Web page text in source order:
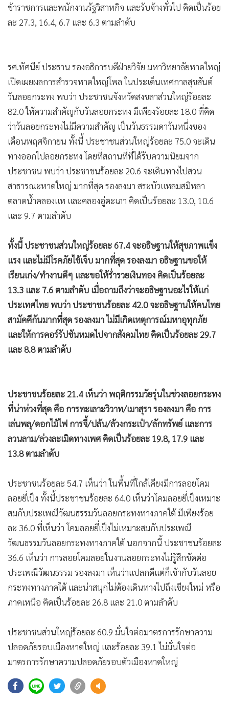
• ชุมชน-คุณภาพชีวิต
• อาชญากรรม
เกม
• วิทยาศาสตร์
• SMEs
• หุ้น
• อินโดจีน
• กองทุนรวม
• Celeb Online
• Factcheck
• ญี่ปุ่น
• News1
• Gotomanager
ข้าราชการและพนักงานรัฐวิสาหกิจ และรับจ้างทั่วไป คิดเป็นร้อย
ละ 27.3, 16.4, 6.7 และ 6.3 ตามลำดับ
รศ.ทัศนีย์ ประธาน รองอธิการบดีฝ่ายวิจัย มหาวิทยาลัยหาดใหญ่
เปิดเผยผลการสำรวจหาดใหญ่โพล ในประเด็นเทศกาลสุขสันต์
วันลอยกระทง พบว่า ประชาชนจังหวัดสงขลาส่วนใหญ่ร้อยละ
82.0 ให้ความสำคัญกับวันลอยกระทง มีเพียงร้อยละ 18.0 ที่คิด
ว่าวันลอยกระทงไม่มีความสำคัญ เป็นวันธรรมดาวันหนึ่งของ
เดือนพฤศจิกายน ทั้งนี้ ประชาชนส่วนใหญ่ร้อยละ 75.0 จะเดิน
ทางออกไปลอยกระทง โดยที่สถานที่ที่ได้รับความนิยมจาก
ประชาชน พบว่า ประชาชนร้อยละ 20.6 จะเดินทางไปสวน
สาธารณะหาดใหญ่ มากที่สุด รองลงมา สระบัวแหลมสมิหลา
ตลาดน้ำคลองแห และคลองอู่ตะเภา คิดเป็นร้อยละ 13.0, 10.6
และ 9.7 ตามลำดับ
ทั้งนี้ ประชาชนส่วนใหญ่ร้อยละ 67.4 จะอธิษฐานให้สุขภาพแข็ง
แรง และไม่มีโรคภัยไข้เจ็บ มากที่สุด รองลงมา อธิษฐานขอให้
เรียนเก่ง/ทำงานดีๆ และขอให้ร่ำรวยเงินทอง คิดเป็นร้อยละ
13.3 และ 7.6 ตามลำดับ เมื่อถามถึงว่าจะอธิษฐานอะไรให้แก่
ประเทศไทย พบว่า ประชาชนร้อยละ 42.0 จะอธิษฐานให้คนไทย
สามัคคีกันมากที่สุด รองลงมา ไม่มีเกิดเหตุการณ์มหาอุทุกภัย
และให้การคอร์รัปชันหมดไปจากสังคมไทย คิดเป็นร้อยละ 29.7
และ 8.8 ตามลำดับ
ประชาชนร้อยละ 21.4 เห็นว่า พฤติกรรมวัยรุ่นในช่วงลอยกระทง
ที่น่าห่วงที่สุด คือ การทะเลาะวิวาท/เมาสุรา รองลงมา คือ การ
เล่นพลุ/ดอกไม้ไฟ การจี้/ปล้น/ล้วงกระเป๋า/ลักทรัพย์ และการ
ลวนลาม/ล่วงละเมิดทางเพศ คิดเป็นร้อยละ 19.8, 17.9 และ
13.8 ตามลำดับ
ประชาชนร้อยละ 54.7 เห็นว่า ในพื้นที่ใกล้เคียงมีการลอยโคม
ลอยยี่เป็ง ทั้งนี้ประชาชนร้อยละ 64.0 เห็นว่าโคมลอยยี่เป็งเหมาะ
สมกับประเพณีวัฒนธรรมวันลอยกระทงทางภาคใต้ มีเพียงร้อย
ละ 36.0 ที่เห็นว่า โคมลอยยี่เป็งไม่เหมาะสมกับประเพณี
วัฒนธรรมวันลอยกระทงทางภาคใต้ นอกจากนี้ ประชาชนร้อยละ
36.6 เห็นว่า การลอยโคมลอยในงานลอยกระทงไม่รู้สึกขัดต่อ
ประเพณีวัฒนธรรม รองลงมา เห็นว่าแปลกดีแต่ก็เข้ากับวันลอย
กระทงทางภาคใต้ และน่าสนุกไม่ต้องเดินทางไปถึงเชียงใหม่ หรือ
ภาคเหนือ คิดเป็นร้อยละ 26.8 และ 21.0 ตามลำดับ
ประชาชนส่วนใหญ่ร้อยละ 60.9 มั่นใจต่อมาตรการรักษาความ
ปลอดภัยรอบเมืองหาดใหญ่ และร้อยละ 39.1 ไม่มั่นใจต่อ
มาตรการรักษาความปลอดภัยรอบตัวเมืองหาดใหญ่